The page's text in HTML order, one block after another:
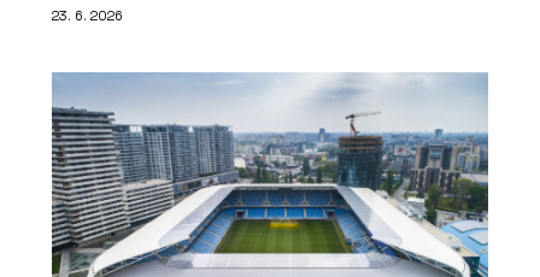
23. 6. 2026